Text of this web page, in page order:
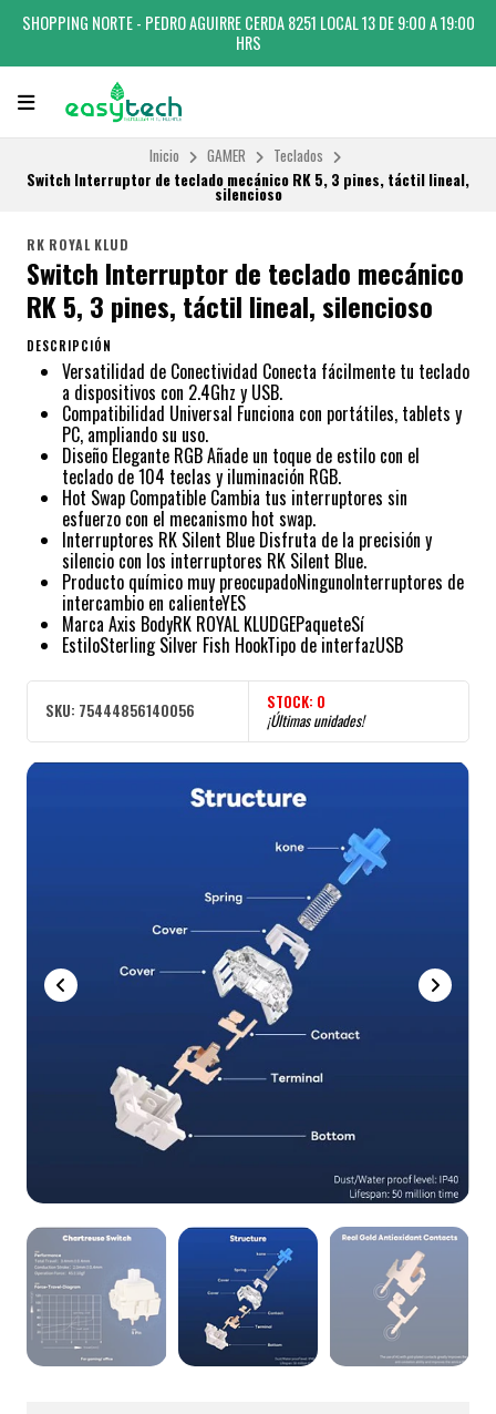
SHOPPING NORTE - PEDRO AGUIRRE CERDA 8251 LOCAL 13 DE 9:00 A 19:00
HRS
Inicio GAMER
Teclados
Switch Interruptor de teclado mecánico RK 5, 3 pines, táctil lineal,
silencioso
RK ROYAL KLUD
Switch Interruptor de teclado mecánico
RK 5, 3 pines, táctil lineal, silencioso
DESCRIPCIÓN
Versatilidad de Conectividad Conecta fácilmente tu teclado
a dispositivos con 2.4Ghz y USB.
Compatibilidad Universal Funciona con portátiles, tablets y
PC, ampliando su uso.
Diseño Elegante RGB Añade un toque de estilo con el
teclado de 104 teclas y iluminación RGB.
Hot Swap Compatible Cambia tus interruptores sin
esfuerzo con el mecanismo hot swap.
Interruptores RK Silent Blue Disfruta de la precisión y
silencio con los interruptores RK Silent Blue.
Producto químico muy preocupadoNingunoInterruptores de
intercambio en calienteYES
Marca Axis BodyRK ROYAL KLUDGEPaqueteSí
EstiloSterling Silver Fish HookTipo de interfazUSB
SKU: 75444856140056 STOCK: 0
¡Últimas unidades!